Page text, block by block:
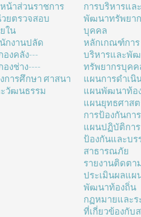
น้าส่วนราชการ
ยตรวจสอบ
ใน
กงานปลัด
องคลัง---
องช่าง----
การศึกษา ศาสนา
วัฒนธรรม
การบริหารแล
พัฒนาทรัพยา
บุคคล
หลักเกณฑ์การ
บริหารและพั
ทรัพยากรบุคค
แผนการดำเนิ
แผนพัฒนาท้อ
แผนยุทธศาส
การป้องกันกา
แผนปฏิบัติการ
ป้องกันและบร
สาธารณภัย
รายงานติดตา
ประเมินผลแผ
พัฒนาท้องถิ่น
กฏหมายและร
ที่เกี่ยวข้องกับ